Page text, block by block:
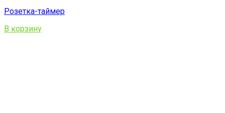
Розетка-таймер
В корзину